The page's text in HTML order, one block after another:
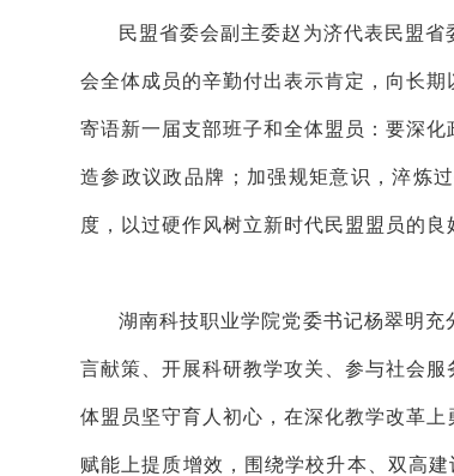
民盟省委会副主委赵为济代表民盟
会全体成员的辛勤付出表示肯定，向长
寄语新一届支部班子和全体盟员：要深
造参政议政品牌；加强规矩意识，淬炼
度，以过硬作风树立新时代民盟盟员的良
湖南科技职业学院党委书记杨翠明
言献策、开展科研教学攻关、参与社会
体盟员坚守育人初心，在深化教学改革
赋能上提质增效，围绕学校升本、双高